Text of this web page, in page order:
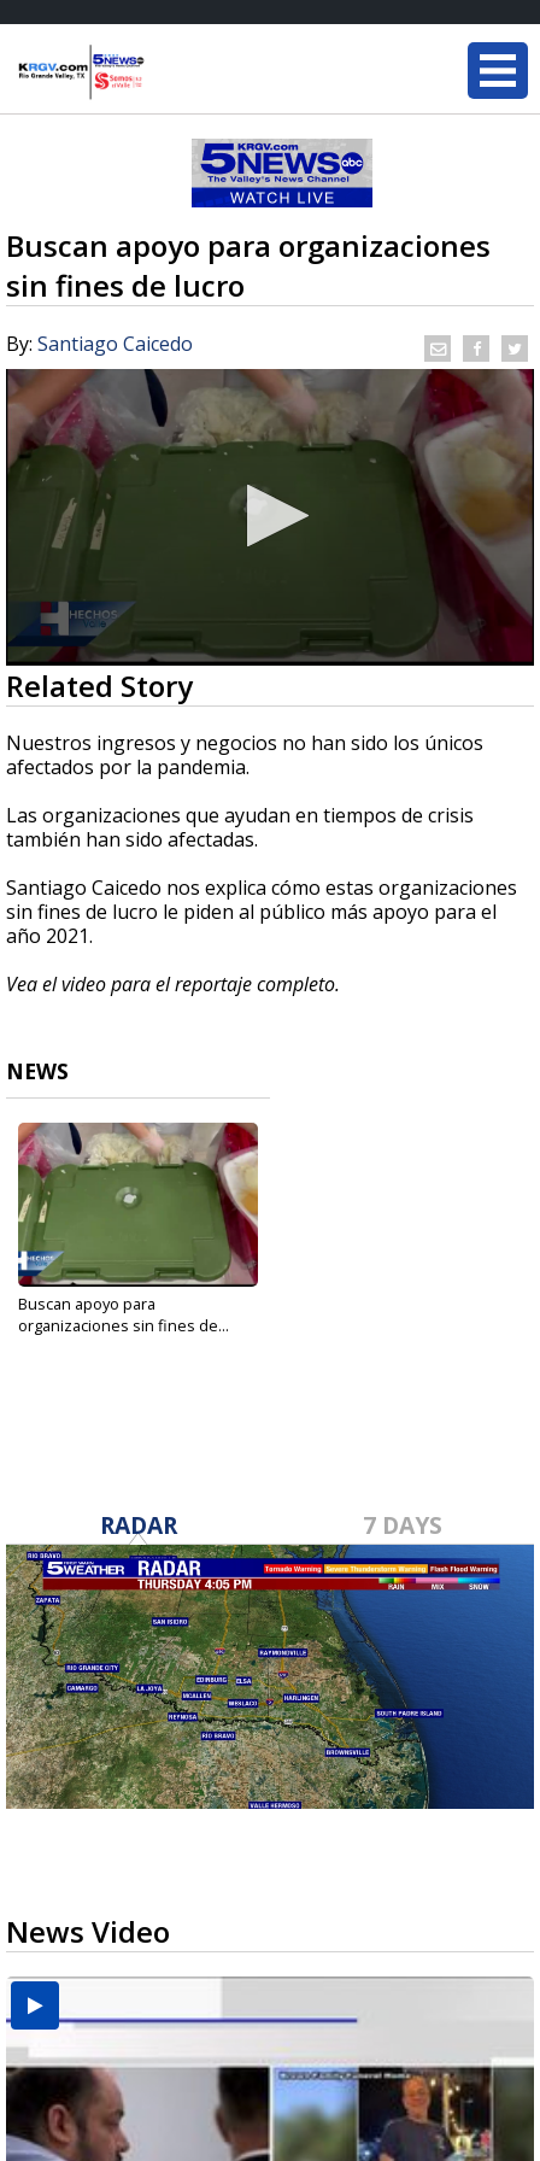
Buscan apoyo para organizaciones
sin fines de lucro
By: Santiago Caicedo
0
seconds
of
2
minutes,
2
Related Story
Nuestros ingresos y negocios no han sido los únicos
afectados por la pandemia.
Las organizaciones que ayudan en tiempos de crisis
también han sido afectadas.
Santiago Caicedo nos explica cómo estas organizaciones
sin fines de lucro le piden al público más apoyo para el
año 2021.
Vea el video para el reportaje completo.
NEWS
Buscan apoyo para
organizaciones sin fines de...
RADAR 7 DAYS
News Video